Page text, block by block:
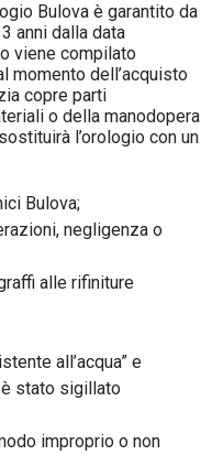
Bulova è garantito da
anni dalla data
viene compilato
momento dell’acquisto
copre parti
o della manodopera
l’orologio con un
Bulova;
negligenza o
alle rifiniture
all’acqua” e
è stato sigillato
improprio o non